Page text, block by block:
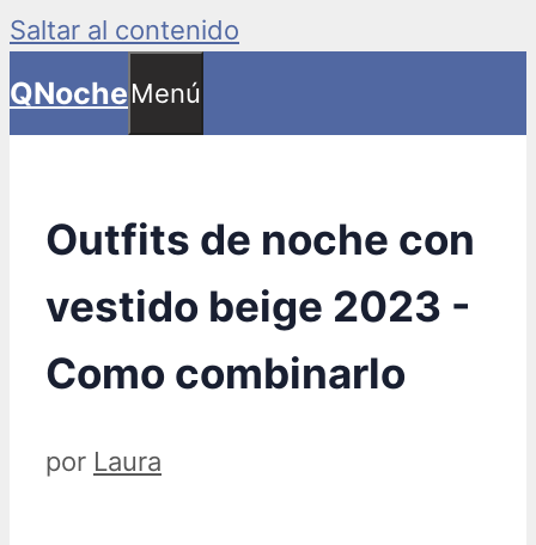
Saltar al contenido
QNocheMenú
Outfits de noche con
vestido beige 2023 -
Como combinarlo
por Laura